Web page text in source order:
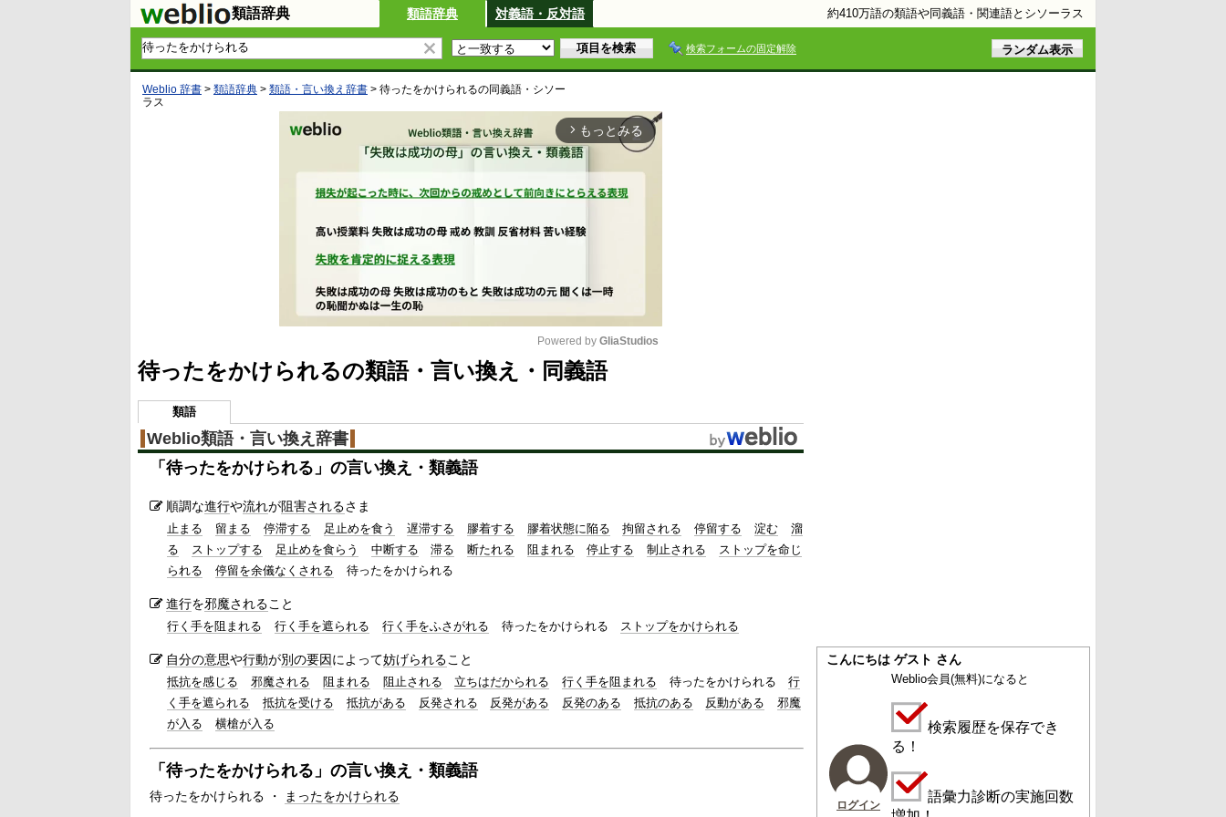
類語辞典 類語辞典 対義語・反対語 約410万語の類語や同義語・関連語とシソーラス
検索フォームの固定解除
Weblio 辞書 > 類語辞典 > 類語・言い換え辞書 > 待ったをかけられるの同義語・シソー
ラス
arrow_forward_ios もっとみる
Powered by GliaStudios
待ったをかけられるの類語・言い換え・同義語
類語
Weblio類語・言い換え辞書
「 待ったをかけられる 」の言い換え・類義語
順調な進行や流れが阻害されるさま
止まる 留まる 停滞する 足止めを食う 遅滞する 膠着する 膠着状態に陥る 拘留される 停留する 淀む
溜
る
ストップする 足止めを食らう 中断する 滞る 断たれる 阻まれる 停止する 制止される
ストップを命じ
られる
停留を余儀なくされる 待ったをかけられる
進行を邪魔されること
行く手を阻まれる 行く手を遮られる 行く手をふさがれる 待ったをかけられる ストップをかけられる
自分の意思や行動が別の要因によって妨げられること
抵抗を感じる 邪魔される 阻まれる 阻止される 立ちはだかられる 行く手を阻まれる 待ったをかけられる
行
く手を遮られる
抵抗を受ける 抵抗がある 反発される 反発がある 反発のある 抵抗のある 反動がある
邪魔
が入る
横槍が入る
「 待ったをかけられる 」の言い換え・類義語
待ったをかけられる ・ まったをかけられる
こんにちは ゲスト さん
ログイン
Weblio会員(無料)になると
検索履歴を保存でき
る！
語彙力診断の実施回数